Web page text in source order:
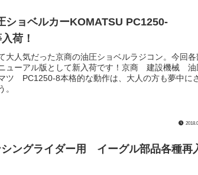
ショベルカーKOMATSU PC1250-
荷！
大人気だった京商の油圧ショベルラジコン。今回各
ューアル版として新入荷です！京商 建設機械 油
ツ PC1250-8本格的な動作は、大人の方も夢中に
。
ングライダー用 イーグル部品各種再